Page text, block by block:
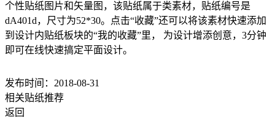
个性贴纸图片和矢量图，该贴纸属于类素材，贴纸编号是
dA401d，尺寸为52*30。点击“收藏”还可以将该素材快速添加
到设计内贴纸板块的“我的收藏”里， 为设计增添创意，3分钟
即可在线快速搞定平面设计。
发布时间：2018-08-31
相关贴纸推荐
返回